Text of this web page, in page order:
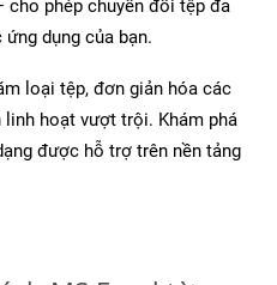
phép chuyển đổi tệp đa
dụng của bạn.
loại tệp, đơn giản hóa các
hoạt vượt trội. Khám phá
được hỗ trợ trên nền tảng